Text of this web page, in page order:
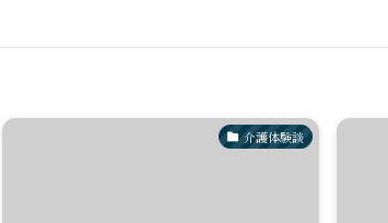
介護体験談